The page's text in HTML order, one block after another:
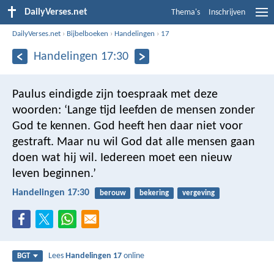
DailyVerses.net Thema's Inschrijven
DailyVerses.net › Bijbelboeken › Handelingen › 17
Handelingen 17:30
Paulus eindigde zijn toespraak met deze
woorden: ‘Lange tijd leefden de mensen zonder
God te kennen. God heeft hen daar niet voor
gestraft. Maar nu wil God dat alle mensen gaan
doen wat hij wil. Iedereen moet een nieuw
leven beginnen.’
Handelingen 17:30 berouw bekering vergeving
BGT LeesHandelingen 17 online